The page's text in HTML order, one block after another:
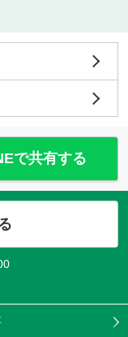
で共有する